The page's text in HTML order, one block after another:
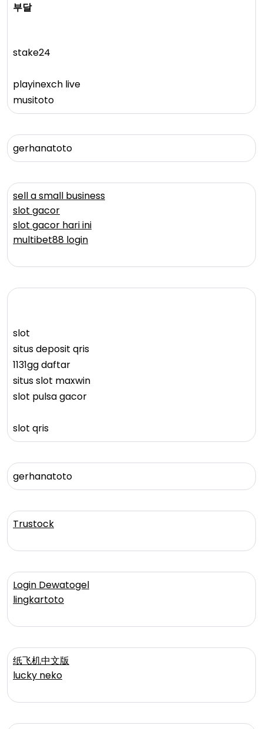
부달
stake24
playinexch live
musitoto
gerhanatoto
sell a small business
slot gacor
slot gacor hari ini
multibet88 login
slot
situs deposit qris
1131gg daftar
situs slot maxwin
slot pulsa gacor
slot qris
gerhanatoto
Trustock
Login Dewatogel
lingkartoto
纸飞机中文版
lucky neko